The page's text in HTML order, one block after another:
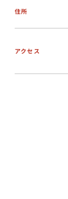
住所
アクセス